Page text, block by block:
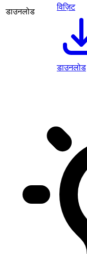
डाउनलोड
विज़िट
डाउनलोड